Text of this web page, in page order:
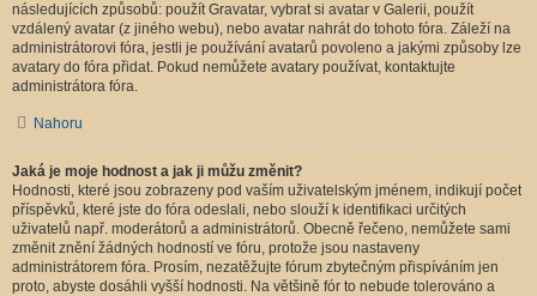
následujících způsobů: použít Gravatar, vybrat si avatar v Galerii, použít
vzdálený avatar (z jiného webu), nebo avatar nahrát do tohoto fóra. Záleží na
administrátorovi fóra, jestli je používání avatarů povoleno a jakými způsoby lze
avatary do fóra přidat. Pokud nemůžete avatary používat, kontaktujte
administrátora fóra.
Nahoru
Jaká je moje hodnost a jak ji můžu změnit?
Hodnosti, které jsou zobrazeny pod vaším uživatelským jménem, indikují počet
příspěvků, které jste do fóra odeslali, nebo slouží k identifikaci určitých
uživatelů např. moderátorů a administrátorů. Obecně řečeno, nemůžete sami
změnit znění žádných hodností ve fóru, protože jsou nastaveny
administrátorem fóra. Prosím, nezatěžujte fórum zbytečným přispíváním jen
proto, abyste dosáhli vyšší hodnosti. Na většině fór to nebude tolerováno a